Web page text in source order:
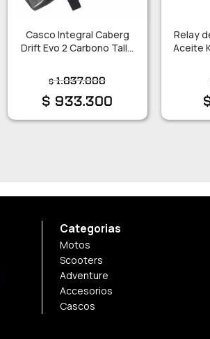
Casco Integral Caberg
Drift Evo 2 Carbono Talle
$1.037.000
$ 933.300
Relay
Aceite
Categorias
Motos
Scooters
Adventure
Accesorios
Cascos